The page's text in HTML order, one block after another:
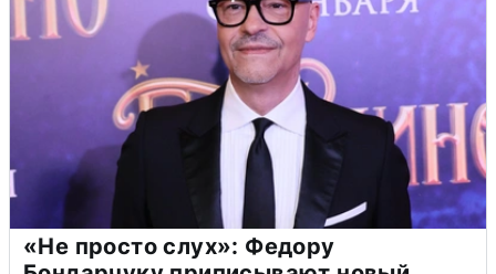
«Не просто слух»: Федору